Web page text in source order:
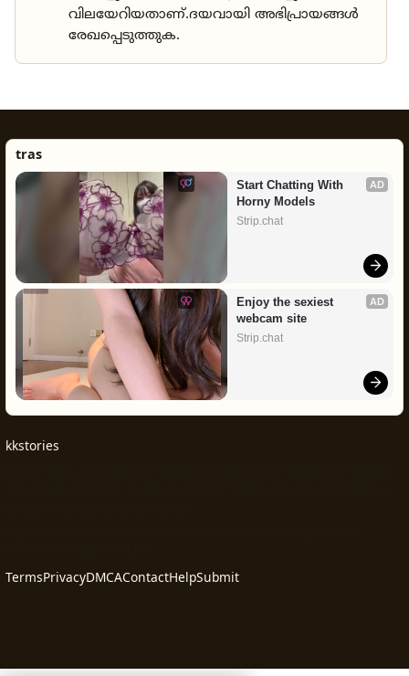
വിലയേറിയതാണ്.ദയവായി അഭിപ്രായങ്ങൾ
രേഖപ്പെടുത്തുക.
tras
AD
Start Chatting With
Horny Models
Strip.chat
AD
Enjoy the sexiest
webcam site
Strip.chat
kkstories
TermsPrivacyDMCAContactHelpSubmit